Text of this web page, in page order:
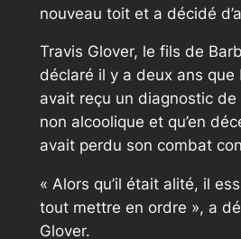
nouveau toit et a décidé
Travis Glover, le fils de
déclaré il y a deux ans que
avait reçu un diagnostic
non alcoolique et qu’en
avait perdu son combat
« Alors qu’il était alité, il
tout mettre en ordre », a
Glover.